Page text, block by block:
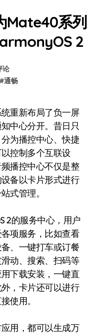
Mate40系列
2
论
#通畅
中心分开。昔日只
为播控中心、快捷
控制多个互联设
播控中心不仅是整
备以卡片形式进行
式管理。
的服务中心，用户
项服务，比如查看
、一键打车或订餐
动、搜索、扫码等
下载安装，一键直
，卡片还可以进行
使用。
用，都可以生成万